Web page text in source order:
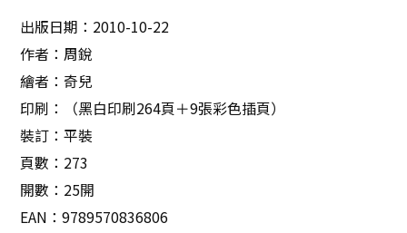
出版日期：2010-10-22
作者：周銳
繪者：奇兒
印刷：（黑白印刷264頁＋9張彩色插頁）
裝訂：平裝
頁數：273
開數：25開
EAN：9789570836806